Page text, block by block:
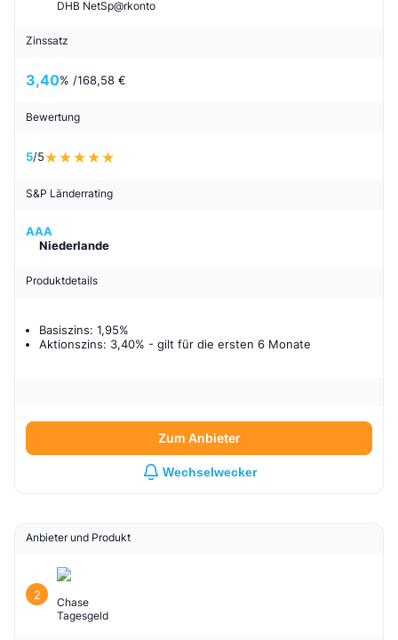
DHB NetSp@rkonto
Zinssatz
3,40% /168,58 €
Bewertung
5/5
S&P Länderrating
AAA
Niederlande
Produktdetails
Basiszins: 1,95%
Aktionszins: 3,40% - gilt für die ersten 6 Monate
Zum Anbieter
Wechselwecker
Anbieter und Produkt
2
Chase
Tagesgeld